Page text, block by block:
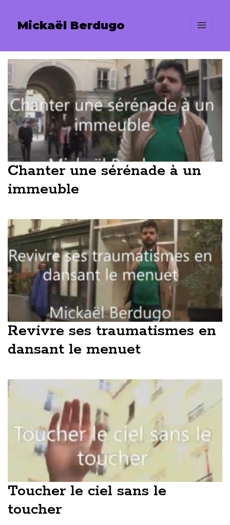
Mickaël Berdugo
WIDGETS
Chanter une sérénade à un
immeuble
Revivre ses traumatismes en
dansant le menuet
Toucher le ciel sans le
toucher